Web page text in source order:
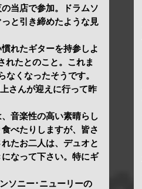
当店で参加。ドラムソ
と引き締めたような見
れたギターを持参しよ
れたとのこと。これま
くなったそうです。
さんが迎えに行って昨
音楽性の高い素晴らし
べたりしますが、皆さ
たお二人は、デュオと
なって下さい。特にギ
ソニー･ニューリーの